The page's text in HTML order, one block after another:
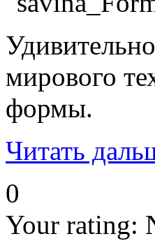
мирового
формы.
Читать
0
Your rating: